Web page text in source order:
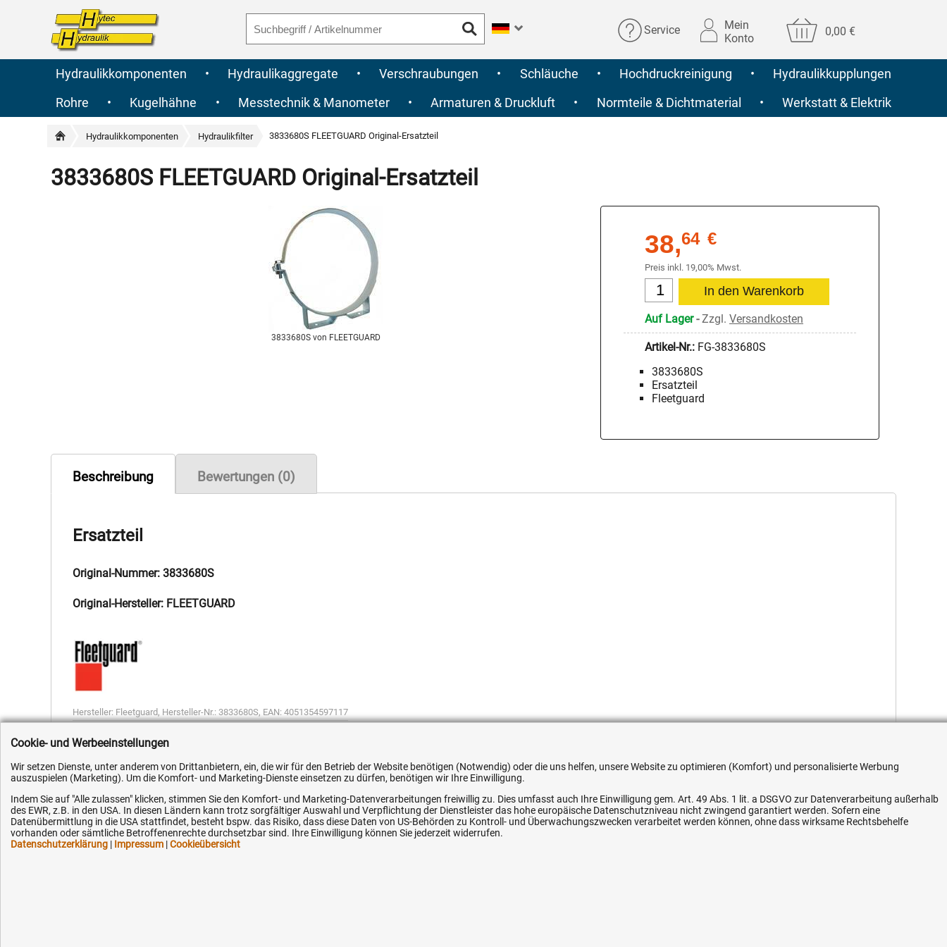
Service
Mein
Konto
0,00 €
Hydraulikkomponenten • Hydraulikaggregate • Verschraubungen • Schläuche • Hochdruckreinigung •
Hydraulikkupplungen
Rohre
• Kugelhähne • Messtechnik & Manometer • Armaturen & Druckluft • Normteile & Dichtmaterial • Werkstatt & Elektrik
Hydraulikkomponenten Hydraulikfilter 3833680S FLEETGUARD Original-Ersatzteil
3833680S FLEETGUARD Original-Ersatzteil
3833680S von FLEETGUARD
38,64 €
Preis inkl. 19,00% Mwst.
Auf Lager-Zzgl. Versandkosten
Artikel-Nr.: FG-3833680S
3833680S
Ersatzteil
Fleetguard
Beschreibung
Ersatzteil
Original-Nummer: 3833680S
Original-Hersteller: FLEETGUARD
Hersteller: Fleetguard , Hersteller-Nr.: 3833680S, EAN: 4051354597117
Bewertungen (0)
Kundenhotline (Festnetz):
+49 (0) 5351 - 523 520
Hilfe & Service
Versandkosten
Ihre Hytec-Hydraulik Vorteile
Schneller Versand, meist am selben Tag
Flexible Zahlung
Cookie- und Werbeeinstellungen
Wir setzen Dienste, unter anderem von Drittanbietern, ein, die wir für den Betrieb der Website benötigen (Notwendig) oder die uns helfen, unsere Website zu optimieren (Komfort) und personalisierte Werbung
auszuspielen (Marketing). Um die Komfort- und Marketing-Dienste einsetzen zu dürfen, benötigen wir Ihre Einwilligung.
Indem Sie auf "Alle zulassen" klicken, stimmen Sie den Komfort- und Marketing-Datenverarbeitungen freiwillig zu. Dies umfasst auch Ihre Einwilligung gem. Art. 49 Abs. 1 lit. a DSGVO zur Datenverarbeitung außerhalb
des EWR, z.B. in den USA. In diesen Ländern kann trotz sorgfältiger Auswahl und Verpflichtung der Dienstleister das hohe europäische Datenschutzniveau nicht zwingend garantiert werden. Sofern eine
Datenübermittlung in die USA stattfindet, besteht bspw. das Risiko, dass diese Daten von US-Behörden zu Kontroll- und Überwachungszwecken verarbeitet werden können, ohne dass wirksame Rechtsbehelfe
vorhanden oder sämtliche Betroffenenrechte durchsetzbar sind. Ihre Einwilligung können Sie jederzeit widerrufen.
Datenschutzerklärung | Impressum |Cookieübersicht